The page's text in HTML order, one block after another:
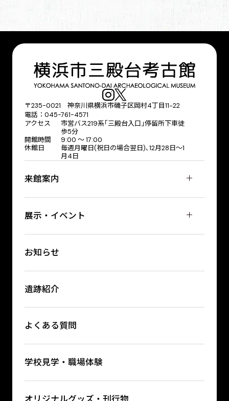
〒235-0021 神奈川県横浜市磯子区岡村4丁目11−22
電話：045-761-4571
アクセス
市営バス219系｢三殿台入口｣停留所下車徒
歩5分
開館時間
9:00 〜 17:00
休館日
毎週月曜日(祝日の場合翌日)､12月28日～1
月4日
来館案内
展示・イベント
お知らせ
遺跡紹介
よくある質問
学校見学・職場体験